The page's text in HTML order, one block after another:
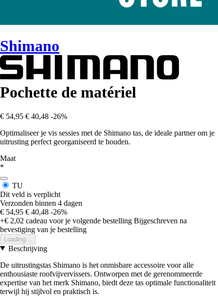
Shimano
Pochette de matériel
€ 54,95 € 40,48 -26%
Optimaliseer je vis sessies met de Shimano tas, de ideale partner om je
uitrusting perfect georganiseerd te houden.
Maat
*
TU
Dit veld is verplicht
Verzonden binnen 4 dagen
€ 54,95 € 40,48 -26%
+€ 2,02 cadeau voor je volgende bestelling Bijgeschreven na
bevestiging van je bestelling
Loading...
Beschrijving
De uitrustingstas Shimano is het onmisbare accessoire voor alle
enthousiaste roofvijvervissers. Ontworpen met de gerenommeerde
expertise van het merk Shimano, biedt deze tas optimale functionaliteit
terwijl hij stijlvol en praktisch is.